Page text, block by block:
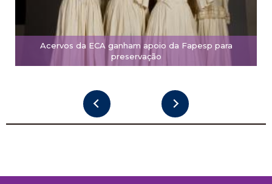
Acervos da ECA ganham apoio da Fapesp para
preservação